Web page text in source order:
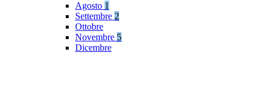
Agosto 1
Settembre 2
Ottobre
Novembre 5
Dicembre